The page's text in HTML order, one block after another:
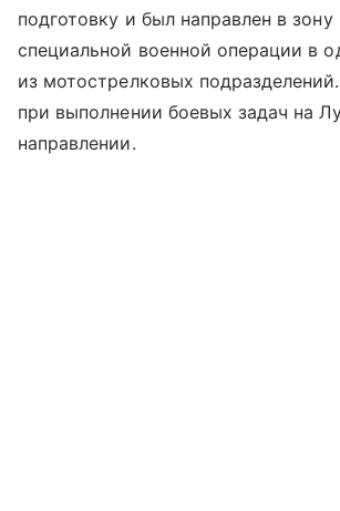
подготовку и был направлен в зону
специальной военной операции в
из мотострелковых
при выполнении боевых задач на
направлении.